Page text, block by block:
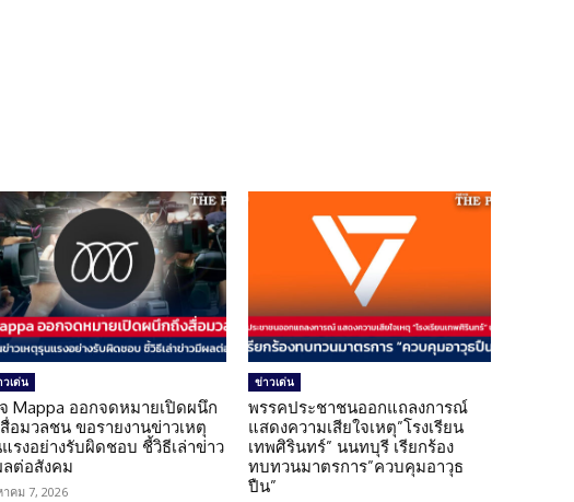
วเด่น
Mappa ออกจดหมายเปิดผนึก
อมวลชน ขอรายงานข่าวเหตุ
รงอย่างรับผิดชอบ ชี้วิธีเล่าข่าว
ต่อสังคม
าคม 7, 2026
ข่าวเด่น
พรรคประชาชนออกแถลงการณ์
แสดงความเสียใจเหตุ”โรงเรียน
เทพศิรินทร์” นนทบุรี เรียกร้อง
ทบทวนมาตรการ”ควบคุมอาวุธ
ปืน”